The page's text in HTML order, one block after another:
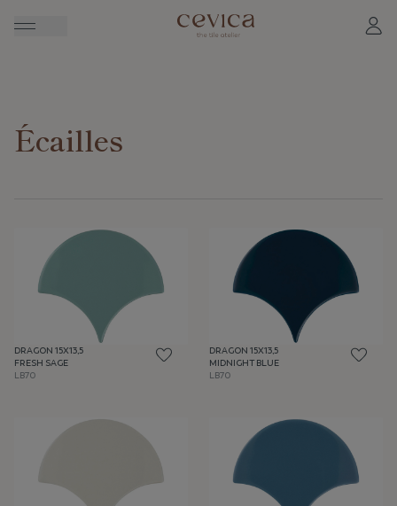
Écailles
DRAGON 15X13,5
FRESH SAGE
LB70
DRAGON 15X13,5
MIDNIGHT BLUE
LB70